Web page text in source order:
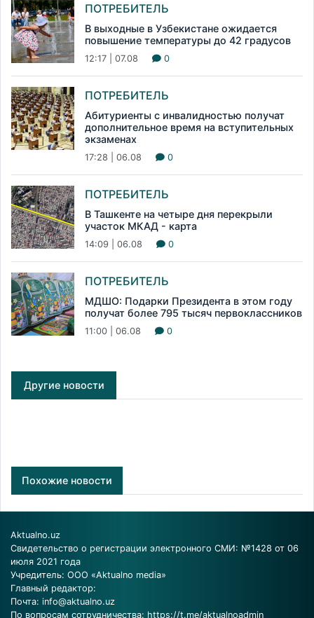
ПОТРЕБИТЕЛЬ
В выходные в Узбекистане ожидается
повышение температуры до 42 градусов
12:17 | 07.08 0
ПОТРЕБИТЕЛЬ
Абитуриенты с инвалидностью получат
дополнительное время на вступительных
экзаменах
17:28 | 06.08 0
ПОТРЕБИТЕЛЬ
В Ташкенте на четыре дня перекрыли
участок МКАД - карта
14:09 | 06.08 0
ПОТРЕБИТЕЛЬ
МДШО: Подарки Президента в этом году
получат более 795 тысяч первоклассников
11:00 | 06.08 0
Другие новости
Похожие новости
Aktualno.uz
Свидетельство о регистрации электронного СМИ: №1428 от 06
июля 2021 года
Учредитель: ООО «Aktualno media»
Главный редактор:
Почта: info@aktualno.uz
По вопросам сотрудничества: https://t.me/aktualnoadmin